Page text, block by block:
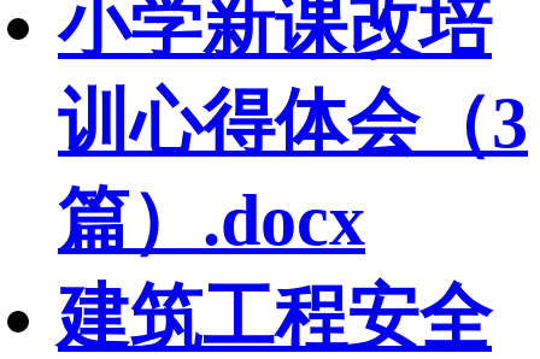
小学新课改培
训心得体会（3
篇）.docx
建筑工程安全